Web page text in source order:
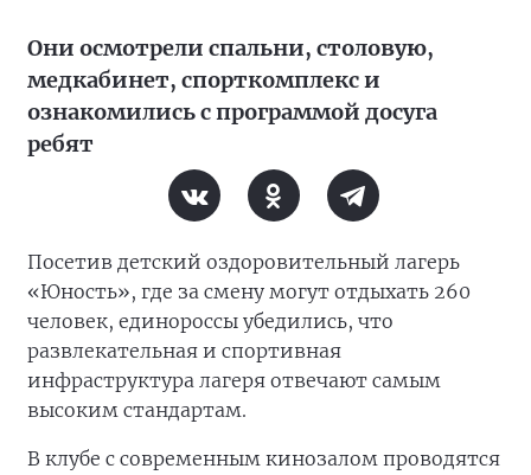
Они осмотрели спальни, столовую,
медкабинет, спорткомплекс и
ознакомились с программой досуга
ребят
Посетив детский оздоровительный лагерь
«Юность», где за смену могут отдыхать 260
человек, единороссы убедились, что
развлекательная и спортивная
инфраструктура лагеря отвечают самым
высоким стандартам.
В клубе с современным кинозалом проводятся